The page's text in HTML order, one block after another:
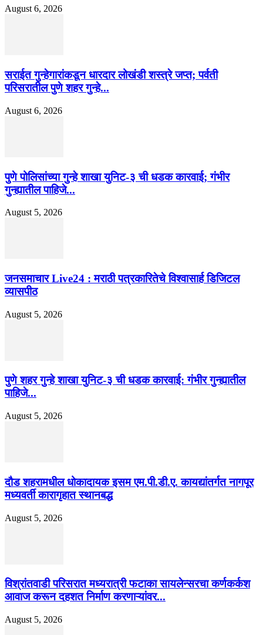
August 6, 2026
सराईत गुन्हेगारांकडून धारदार लोखंडी शस्त्रे जप्त; पर्वती
परिसरातील पुणे शहर गुन्हे...
August 6, 2026
पुणे पोलिसांच्या गुन्हे शाखा युनिट-३ ची धडक कारवाई; गंभीर
गुन्ह्यातील पाहिजे...
August 5, 2026
जनसमाचार Live24 : मराठी पत्रकारितेचे विश्वासार्ह डिजिटल
व्यासपीठ
August 5, 2026
पुणे शहर गुन्हे शाखा युनिट-३ ची धडक कारवाई: गंभीर गुन्ह्यातील
पाहिजे...
August 5, 2026
दौड शहरामधील धोकादायक इसम एम.पी.डी.ए. कायद्यांतर्गत नागपूर
मध्यवर्ती कारागृहात स्थानबद्ध
August 5, 2026
विश्रांतवाडी परिसरात मध्यरात्री फटाका सायलेन्सरचा कर्णकर्कश
आवाज करून दहशत निर्माण करणाऱ्यांवर...
August 5, 2026